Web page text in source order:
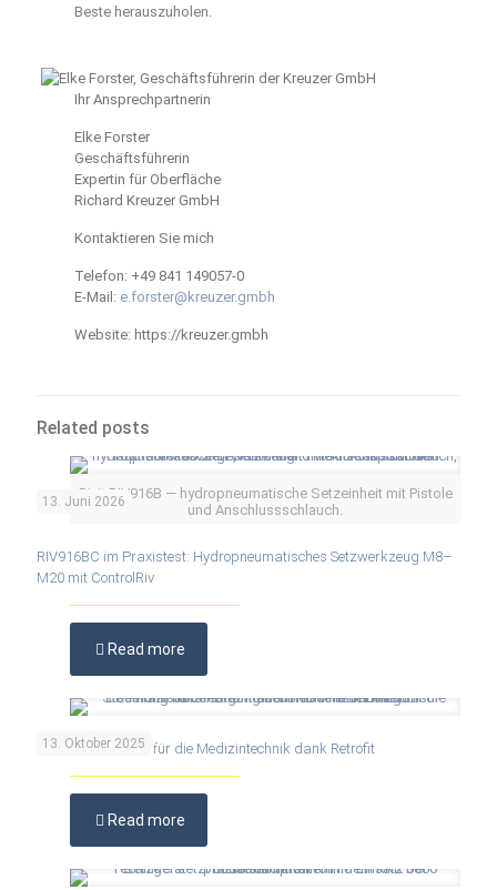
Beste herauszuholen.
Ihr Ansprechpartnerin
Elke Forster
Geschäftsführerin
Expertin für Oberfläche
Richard Kreuzer GmbH
Kontaktieren Sie mich
Telefon: +49 841 149057-0
E-Mail: e.forster@kreuzer.gmbh
Website: https://kreuzer.gmbh
Related posts
Rivit RIV916B — hydropneumatische Setzeinheit mit Pistole
und Anschlussschlauch.
13. Juni 2026
RIV916BC im Praxistest: Hydropneumatisches Setzwerkzeug M8–
M20 mit ControlRiv
Read more
13. Oktober 2025
Höchste Präzision für die Medizintechnik dank Retrofit
Read more